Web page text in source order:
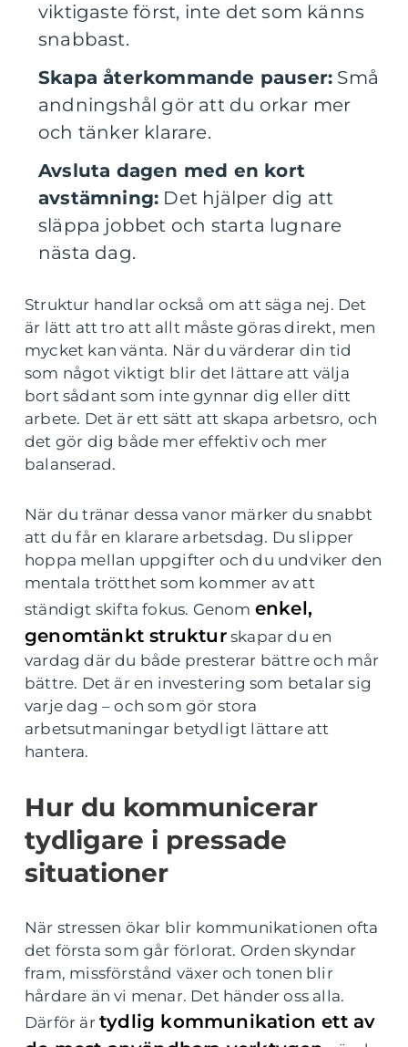
viktigaste först, inte det som känns
snabbast.
Skapa återkommande pauser: Små
andningshål gör att du orkar mer
och tänker klarare.
Avsluta dagen med en kort
avstämning: Det hjälper dig att
släppa jobbet och starta lugnare
nästa dag.
Struktur handlar också om att säga nej. Det
är lätt att tro att allt måste göras direkt, men
mycket kan vänta. När du värderar din tid
som något viktigt blir det lättare att välja
bort sådant som inte gynnar dig eller ditt
arbete. Det är ett sätt att skapa arbetsro, och
det gör dig både mer effektiv och mer
balanserad.
När du tränar dessa vanor märker du snabbt
att du får en klarare arbetsdag. Du slipper
hoppa mellan uppgifter och du undviker den
mentala trötthet som kommer av att
ständigt skifta fokus. Genom enkel,
genomtänkt strukturskapar du en
vardag där du både presterar bättre och mår
bättre. Det är en investering som betalar sig
varje dag – och som gör stora
arbetsutmaningar betydligt lättare att
hantera.
Hur du kommunicerar
tydligare i pressade
situationer
När stressen ökar blir kommunikationen ofta
det första som går förlorat. Orden skyndar
fram, missförstånd växer och tonen blir
hårdare än vi menar. Det händer oss alla.
Därför är tydlig kommunikation ett av